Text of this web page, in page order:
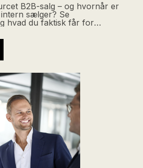
B2B-salg – og hvornår er
sælger? Se
hvad du faktisk får for